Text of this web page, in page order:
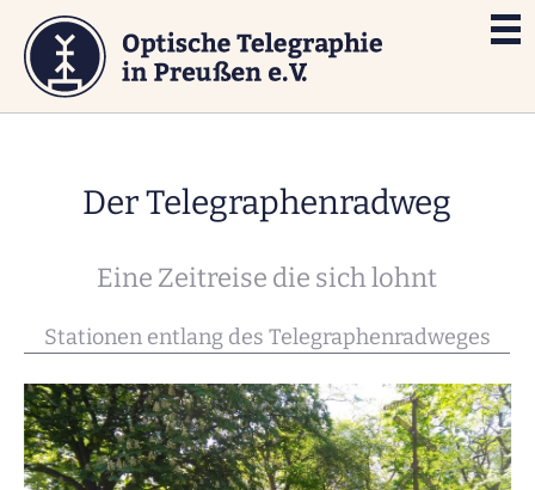
Der Telegraphenradweg
Eine Zeitreise die sich lohnt
Stationen entlang des Telegraphenradweges